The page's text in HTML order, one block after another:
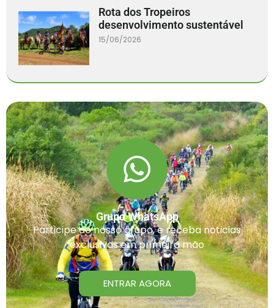
Rota dos Tropeiros
desenvolvimento sustentável
15/06/2026
Grupo WhatsApp
Participe do nosso grupo, e receba noticias
exclusivas em primeira mão
ENTRAR AGORA